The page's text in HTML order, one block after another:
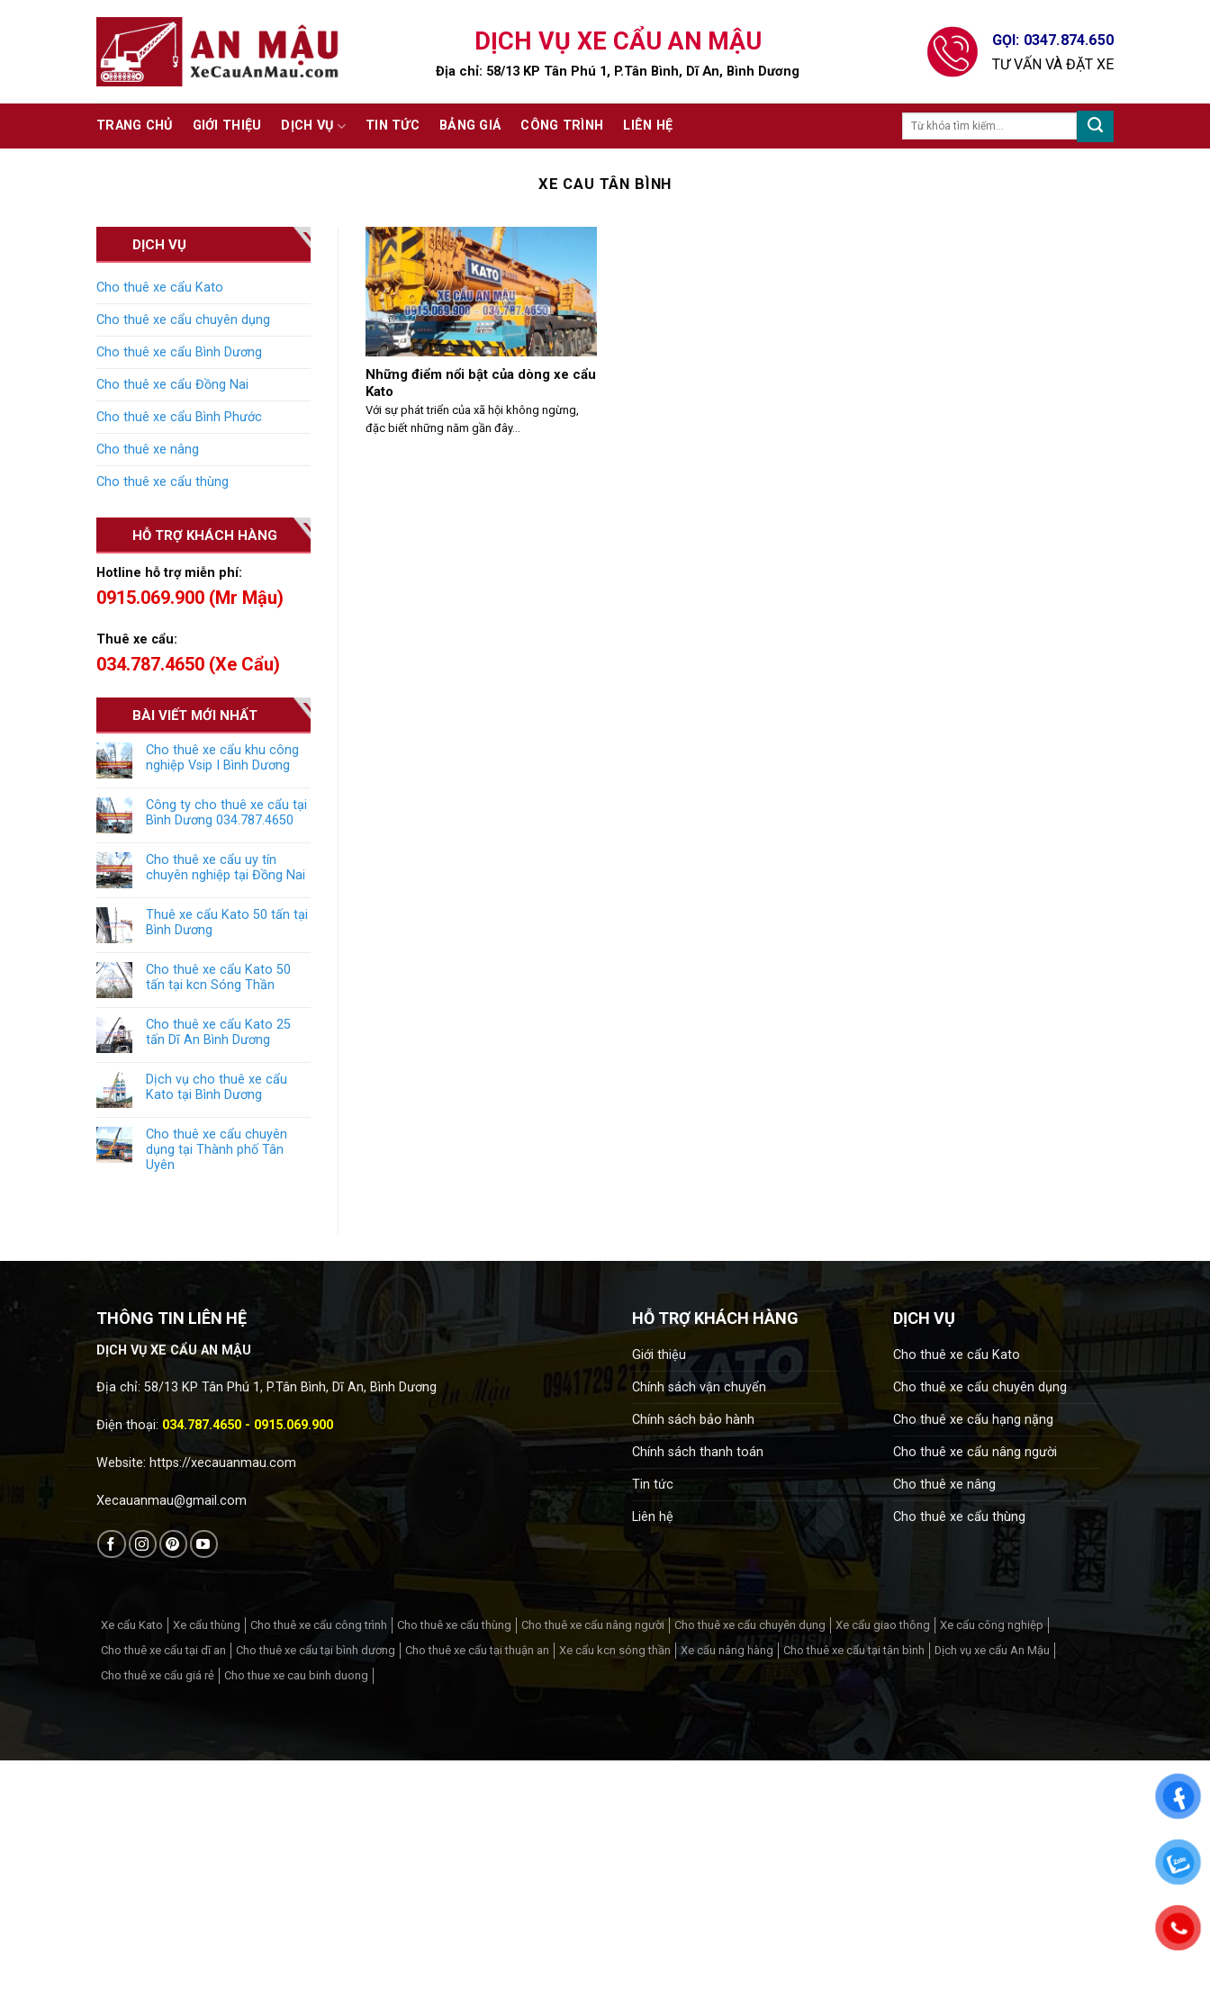
DỊCH VỤ XE CẨU AN MẬU
Địa chỉ: 58/13 KP Tân Phú 1, P.Tân Bình, Dĩ An, Bình Dương
GỌI: 0347.874.650
TƯ VẤN VÀ ĐẶT XE
TRANG CHỦ GIỚI THIỆU DỊCH VỤ TIN TỨC BẢNG GIÁ CÔNG TRÌNH LIÊN HỆ
XE CAU TÂN BÌNH
DỊCH VỤ
Cho thuê xe cẩu Kato
Cho thuê xe cẩu chuyên dụng
Cho thuê xe cẩu Bình Dương
Cho thuê xe cẩu Đồng Nai
Cho thuê xe cẩu Bình Phước
Cho thuê xe nâng
Cho thuê xe cẩu thùng
HỖ TRỢ KHÁCH HÀNG
Hotline hỗ trợ miễn phí:
0915.069.900 (Mr Mậu)
Thuê xe cẩu:
034.787.4650 (Xe Cẩu)
BÀI VIẾT MỚI NHẤT
Cho thuê xe cẩu khu công
nghiệp Vsip I Bình Dương
Công ty cho thuê xe cẩu tại
Bình Dương 034.787.4650
Cho thuê xe cẩu uy tín
chuyên nghiệp tại Đồng Nai
Thuê xe cẩu Kato 50 tấn tại
Bình Dương
Cho thuê xe cẩu Kato 50
tấn tại kcn Sóng Thần
Cho thuê xe cẩu Kato 25
tấn Dĩ An Bình Dương
Dịch vụ cho thuê xe cẩu
Kato tại Bình Dương
Cho thuê xe cẩu chuyên
dụng tại Thành phố Tân
Uyên
Những điểm nổi bật của dòng xe cẩu
Kato
Với sự phát triển của xã hội không ngừng,
đặc biết những năm gần đây...
THÔNG TIN LIÊN HỆ
DỊCH VỤ XE CẨU AN MẬU
Địa chỉ: 58/13 KP Tân Phú 1, P.Tân Bình, Dĩ An, Bình Dương
Điện thoại: 034.787.4650 - 0915.069.900
Website: https://xecauanmau.com
Xecauanmau@gmail.com
HỖ TRỢ KHÁCH HÀNG
Giới thiệu
Chính sách vận chuyển
Chính sách bảo hành
Chính sách thanh toán
Tin tức
Liên hệ
DỊCH VỤ
Cho thuê xe cẩu Kato
Cho thuê xe cẩu chuyên dụng
Cho thuê xe cẩu hạng nặng
Cho thuê xe cẩu nâng người
Cho thuê xe nâng
Cho thuê xe cẩu thùng
Xe cẩu Kato Xe cẩu thùng Cho thuê xe cẩu công trình Cho thuê xe cẩu thùng Cho thuê xe cẩu nâng người Cho thuê xe cẩu chuyên dụng Xe cẩu giao thông
Xe cẩu công nghiệp
Cho thuê xe cẩu tại dĩ an
Cho thuê xe cẩu tại bình dương Cho thuê xe cẩu tại thuận an Xe cẩu kcn sóng thần Xe cẩu nâng hàng Cho thuê xe cẩu tại tân bình
Dịch vụ xe cẩu An Mậu
Cho thuê xe cẩu giá rẻ
Cho thue xe cau binh duong